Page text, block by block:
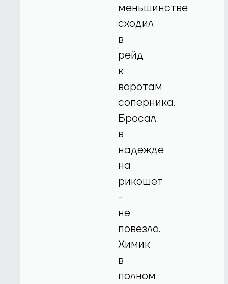
меньшинстве
сходил
в
рейд
к
воротам
соперника.
Бросал
в
надежде
на
рикошет
-
не
повезло.
Химик
в
полном